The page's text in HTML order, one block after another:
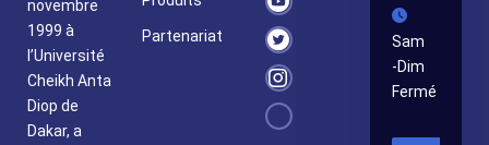
novembre
1999 à
l’Université
Cheikh Anta
Diop de
Dakar, a
Partenariat
Sam
-Dim
Fermé